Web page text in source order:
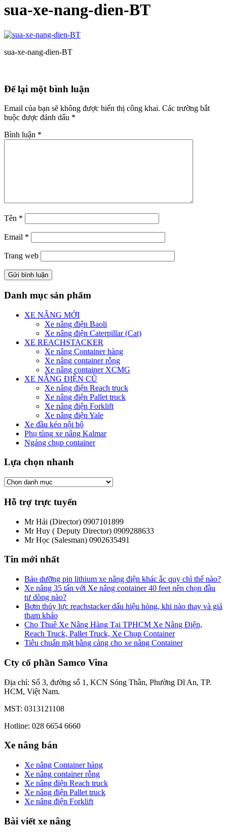
sua-xe-nang-dien-BT
sua-xe-nang-dien-BT
Để lại một bình luận
Email của bạn sẽ không được hiển thị công khai. Các trường bắt
buộc được đánh dấu *
Bình luận *
Tên *
Email *
Trang web
Danh mục sản phẩm
XE NÂNG MỚI
Xe nâng điện Baoli
Xe nâng điện Caterpillar (Cat)
XE REACHSTACKER
Xe nâng Container hàng
Xe nâng container rỗng
Xe nâng container XCMG
XE NÂNG ĐIỆN CŨ
Xe nâng điện Reach truck
Xe nâng điện Pallet truck
Xe nâng điện Forklift
Xe nâng điện Yale
Xe đầu kéo nội bộ
Phụ tùng xe nâng Kalmar
Ngáng chụp container
Lựa chọn nhanh
Hỗ trợ trực tuyến
Mr Hải (Director) 0907101899
Mr Huy ( Deputy Director) 0909288633
Mr Học (Salesman) 0902635491
Tin mới nhất
Bảo dưỡng pin lithium xe nâng điện khác ắc quy chì thế nào?
Xe nâng 35 tấn với Xe nâng container 40 feet nên chọn đầu
tư dòng nào?
Bơm thủy lực reachstacker dấu hiệu hỏng, khi nào thay và giá
tham khảo
Cho Thuê Xe Nâng Hàng Tại TPHCM Xe Nâng Điện,
Reach Truck, Pallet Truck, Xe Chụp Container
Tiêu chuẩn mặt bằng cảng cho xe nâng Container
Cty cổ phần Samco Vina
Địa chỉ: Số 3, đường số 1, KCN Sóng Thần, Phường Dĩ An, TP.
HCM, Việt Nam.
MST: 0313121108
Hotline: 028 6654 6660
Xe nâng bán
Xe nâng Container hàng
Xe nâng container rỗng
Xe nâng điện Reach truck
Xe nâng điện Pallet truck
Xe nâng điện Forklift
Bài viết xe nâng